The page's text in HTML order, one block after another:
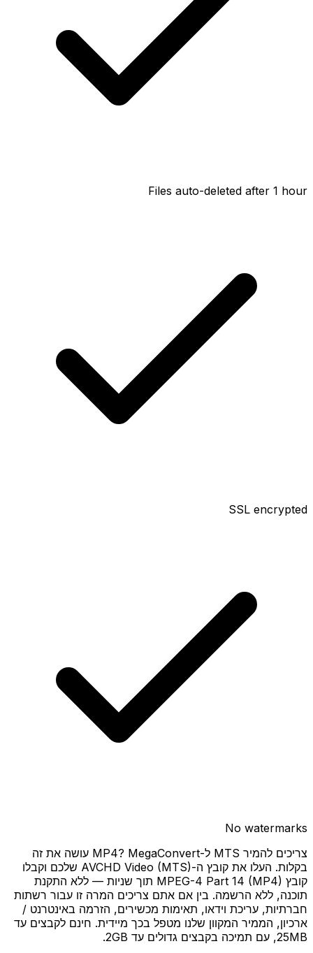
Files auto-deleted after 1 hour
SSL encrypted
No watermarks
צריכים להמיר MTS ל-MP4? MegaConvert עושה את זה
בקלות. העלו את קובץ ה-AVCHD Video (MTS) שלכם וקבלו
קובץ MPEG-4 Part 14 (MP4) תוך שניות — ללא התקנת
תוכנה, ללא הרשמה. בין אם אתם צריכים המרה זו עבור רשתות
חברתיות, עריכת וידאו, תאימות מכשירים, הזרמה באינטרנט /
ארכיון, הממיר המקוון שלנו מטפל בכך מיידית. חינם לקבצים עד
25MB, עם תמיכה בקבצים גדולים עד 2GB.